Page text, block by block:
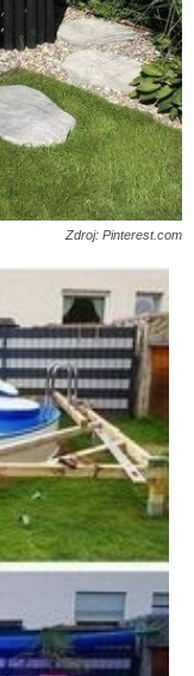
Zdroj: Pinterest.com